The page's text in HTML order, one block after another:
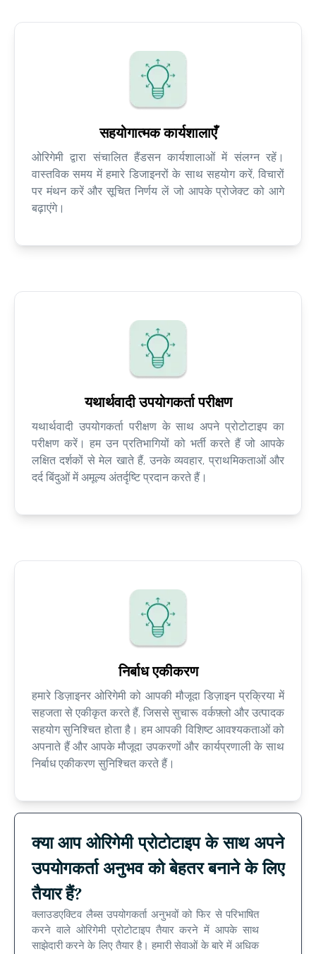
सहयोगात्मक कार्यशालाएँ
ओरिगेमी द्वारा संचालित हैंडसन कार्यशालाओं में संलग्न रहें।
वास्तविक समय में हमारे डिजाइनरों के साथ सहयोग करें, विचारों
पर मंथन करें और सूचित निर्णय लें जो आपके प्रोजेक्ट को आगे
बढ़ाएंगे।
यथार्थवादी उपयोगकर्ता परीक्षण
यथार्थवादी उपयोगकर्ता परीक्षण के साथ अपने प्रोटोटाइप का
परीक्षण करें। हम उन प्रतिभागियों को भर्ती करते हैं जो आपके
लक्षित दर्शकों से मेल खाते हैं, उनके व्यवहार, प्राथमिकताओं और
दर्द बिंदुओं में अमूल्य अंतर्दृष्टि प्रदान करते हैं।
निर्बाध एकीकरण
हमारे डिज़ाइनर ओरिगेमी को आपकी मौजूदा डिज़ाइन प्रक्रिया में
सहजता से एकीकृत करते हैं, जिससे सुचारू वर्कफ़्लो और उत्पादक
सहयोग सुनिश्चित होता है। हम आपकी विशिष्ट आवश्यकताओं को
अपनाते हैं और आपके मौजूदा उपकरणों और कार्यप्रणाली के साथ
निर्बाध एकीकरण सुनिश्चित करते हैं।
क्या आप ओरिगेमी प्रोटोटाइप के साथ अपने
उपयोगकर्ता अनुभव को बेहतर बनाने के लिए
तैयार हैं?
क्लाउडएक्टिव लैब्स उपयोगकर्ता अनुभवों को फिर से परिभाषित
करने वाले ओरिगेमी प्रोटोटाइप तैयार करने में आपके साथ
साझेदारी करने के लिए तैयार है। हमारी सेवाओं के बारे में अधिक